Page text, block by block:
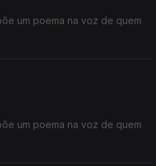
um poema na voz de quem
um poema na voz de quem